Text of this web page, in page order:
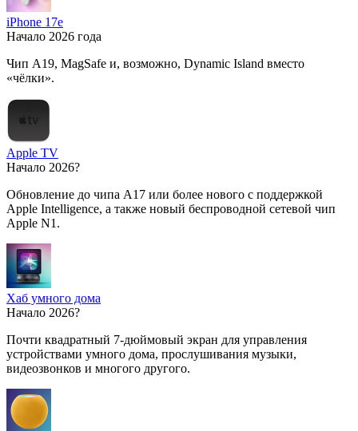
iPhone 17e
Начало 2026 года
Чип A19, MagSafe и, возможно, Dynamic Island вместо
«чёлки».
Apple TV
Начало 2026?
Обновление до чипа A17 или более нового с поддержкой
Apple Intelligence, а также новый беспроводной сетевой чип
Apple N1.
Хаб умного дома
Начало 2026?
Почти квадратный 7-дюймовый экран для управления
устройствами умного дома, прослушивания музыки,
видеозвонков и многого другого.